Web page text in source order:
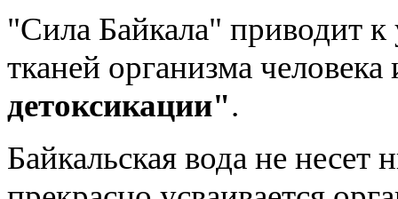
"Сила Байкала" приводит
тканей организма
детоксикации".
Байкальская вода не